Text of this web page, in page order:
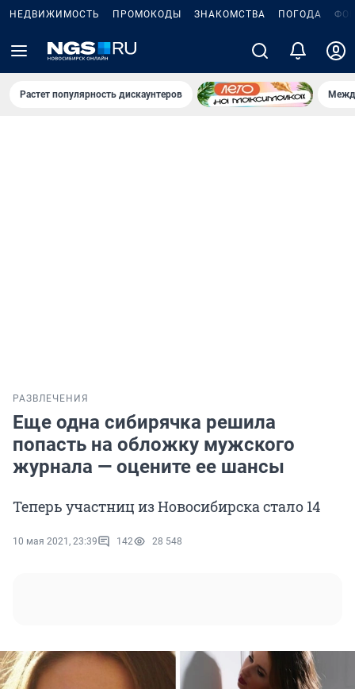
НЕДВИЖИМОСТЬ ПРОМОКОДЫ ЗНАКОМСТВА ПОГОДА
Растет популярность дискаунтеров
РАЗВЛЕЧЕНИЯ
Еще одна сибирячка решила
попасть на обложку мужского
журнала — оцените ее шансы
Теперь участниц из Новосибирска стало 14
10 мая 2021, 23:39 142 28 548